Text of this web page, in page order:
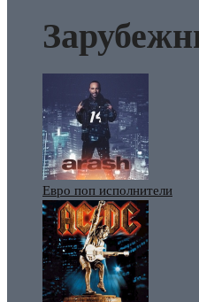
Евро поп исполнители